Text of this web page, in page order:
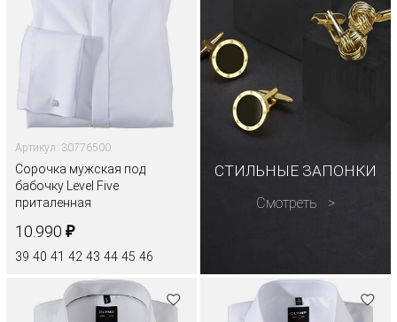
Артикул: 30776500
Сорочка мужская под
бабочку Level Five
приталенная
10.990 ₽
39 40 41 42 43 44 45 46
СТИЛЬНЫЕ ЗАПОНКИ
Смотреть